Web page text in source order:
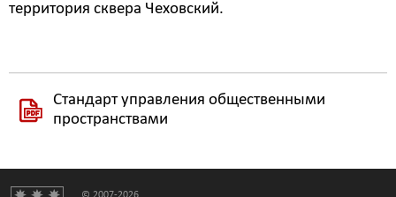
территория сквера Чеховский.
Стандарт управления общественными
пространствами